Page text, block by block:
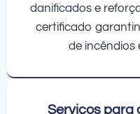
danificados e
certificado
de incêndios
Serviços para